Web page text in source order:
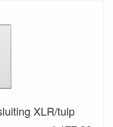
XLR/tulp